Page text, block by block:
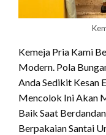
Kemeja Pria Kami
Modern. Pola
Anda Sedikit Kesan
Mencolok Ini Akan
Baik Saat
Berpakaian Santai